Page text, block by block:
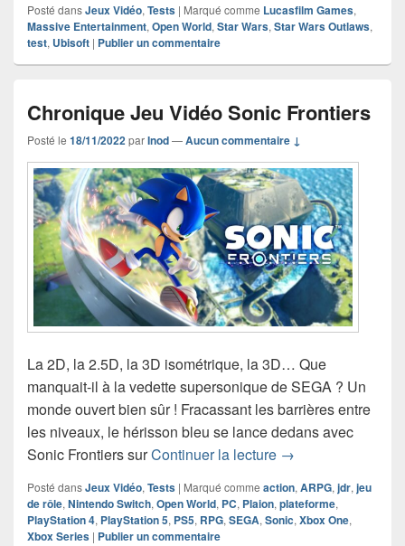
Posté dansJeux Vidéo, Tests | Marqué comme Lucasfilm Games,
Massive Entertainment, Open World, Star Wars, Star Wars Outlaws,
test, Ubisoft | Publier un commentaire
Chronique Jeu Vidéo Sonic Frontiers
Posté le 18/11/2022parInod—Aucun commentaire ↓
La 2D, la 2.5D, la 3D isométrique, la 3D… Que
manquait-il à la vedette supersonique de SEGA ? Un
monde ouvert bien sûr ! Fracassant les barrières entre
les niveaux, le hérisson bleu se lance dedans avec
Sonic Frontiers surContinuer la lecture Chronique Jeu
→
Posté dansJeux Vidéo, Tests | Marqué comme action, ARPG, jdr, jeu
de rôle, Nintendo Switch, Open World, PC, Plaion, plateforme,
PlayStation 4, PlayStation 5, PS5, RPG, SEGA, Sonic, Xbox One,
Xbox Series | Publier un commentaire